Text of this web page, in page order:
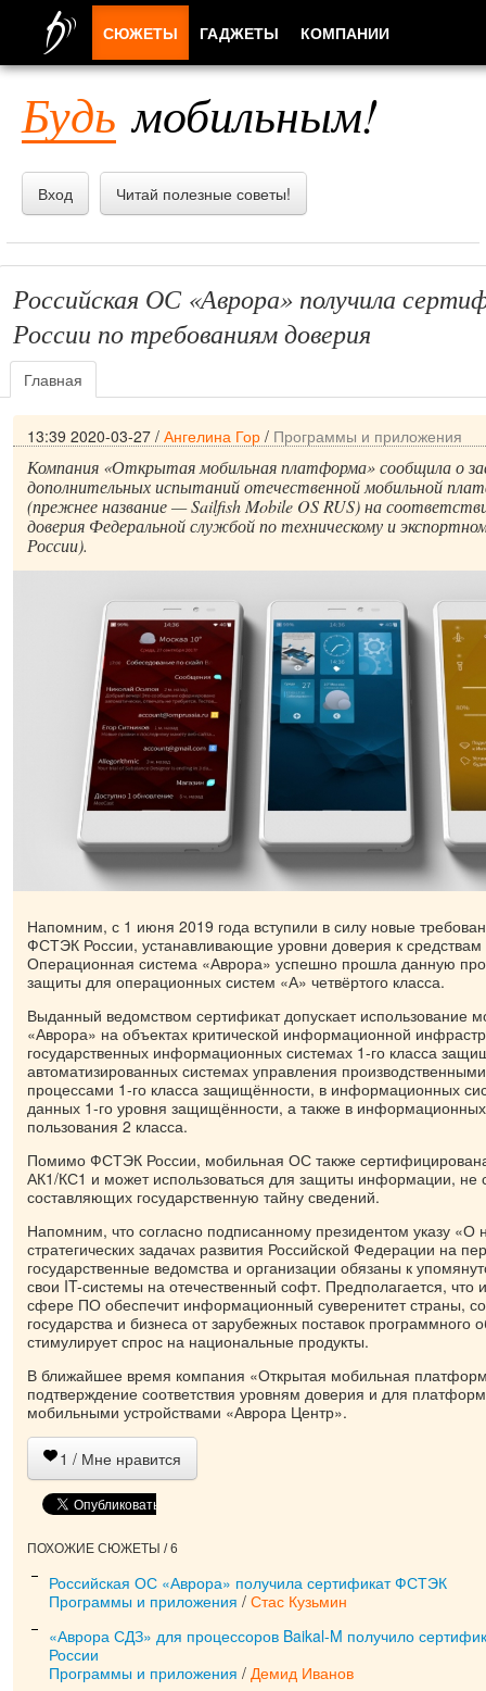
Будь мобильным!
Вход Читай полезные советы!
Российская ОС «Аврора» получила
России по требованиям доверия
Главная
13:39 2020-03-27 / Ангелина Гор / Программы и приложения
Компания «Открытая мобильная платформа» сообщила о
дополнительных испытаний отечественной мобильной
(прежнее название — Sailfish Mobile OS RUS) на
доверия Федеральной службой по техническому и
России).
Напомним, с 1 июня 2019 года вступили в силу новые
ФСТЭК России, устанавливающие уровни доверия к
Операционная система «Аврора» успешно прошла данную
защиты для операционных систем «А» четвёртого класса.
Выданный ведомством сертификат допускает использование
«Аврора» на объектах критической информационной
государственных информационных системах 1-го класса
автоматизированных системах управления
процессами 1-го класса защищённости, в информационных
данных 1-го уровня защищённости, а также в
пользования 2 класса.
Помимо ФСТЭК России, мобильная ОС также
АК1/КС1 и может использоваться для защиты информации, не
составляющих государственную тайну сведений.
Напомним, что согласно подписанному президентом указу «О
стратегических задачах развития Российской Федерации на
государственные ведомства и организации обязаны к
свои IT-системы на отечественный софт. Предполагается,
сфере ПО обеспечит информационный суверенитет страны,
государства и бизнеса от зарубежных поставок программного
стимулирует спрос на национальные продукты.
В ближайшее время компания «Открытая мобильная
подтверждение соответствия уровням доверия и для
мобильными устройствами «Аврора Центр».
1 / Мне нравится
ПОХОЖИЕ СЮЖЕТЫ / 6
Российская ОС «Аврора» получила сертификат ФСТЭК
Программы и приложения / Стас Кузьмин
«Аврора СДЗ» для процессоров Baikal-M получило
России
Программы и приложения / Демид Иванов
СЮЖЕТЫ ГАДЖЕТЫ КОМПАНИИ
ПРИЛОЖЕНИЯ